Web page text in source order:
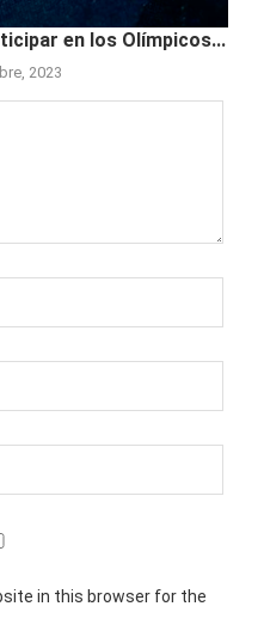
en los Olímpicos...
2023
in this browser for the